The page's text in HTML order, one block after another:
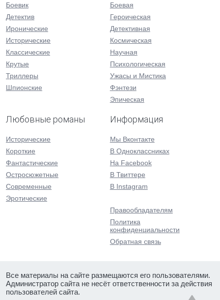
Боевик
Детектив
Иронические
Исторические
Классические
Крутые
Триллеры
Шпионские
Боевая
Героическая
Детективная
Космическая
Научная
Психологическая
Ужасы и Мистика
Фэнтези
Эпическая
Любовные романы
Исторические
Короткие
Фантастические
Остросюжетные
Современные
Эротические
Информация
Мы Вконтакте
В Одноклассниках
На Facebook
В Твиттере
В Instagram
Правообладателям
Политика
конфиденциальности
Обратная связь
Все материалы на сайте размещаются его пользователями.
Администратор сайта не несёт ответственности за действия
пользователей сайта.